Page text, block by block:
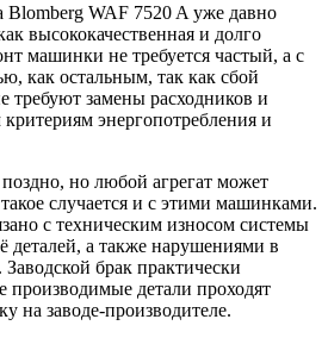
Blomberg WAF 7520 A уже давно
высококачественная и долго
машинки не требуется частый, а с
как остальным, так как сбой
требуют замены расходников и
энергопотребления и
но любой агрегат может
случается и с этими машинками.
с техническим износом системы
деталей, а также нарушениями в
брак практически
производимые детали проходят
на заводе-производителе.